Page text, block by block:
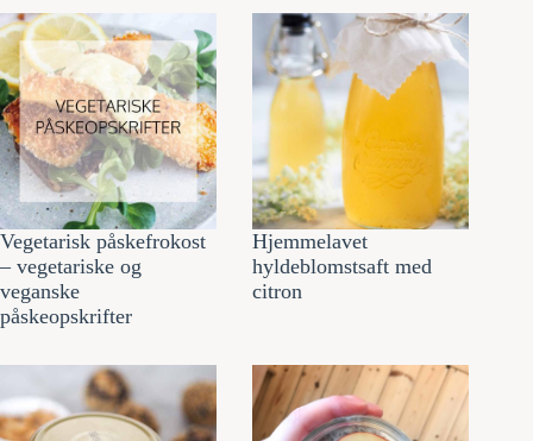
Vegetarisk påskefrokost
– vegetariske og
veganske
påskeopskrifter
Hjemmelavet
hyldeblomstsaft med
citron